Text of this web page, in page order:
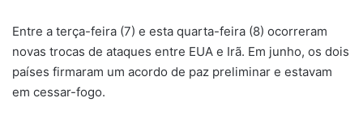
Entre a terça-feira (7) e esta quarta-feira (8) ocorreram
novas trocas de ataques entre EUA e Irã. Em junho, os dois
países firmaram um acordo de paz preliminar e estavam
em cessar-fogo.